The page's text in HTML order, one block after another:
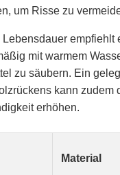
um Risse zu
Lebensdauer empfiehlt
mit warmem
zu säubern. Ein
kann zudem
erhöhen.
Material